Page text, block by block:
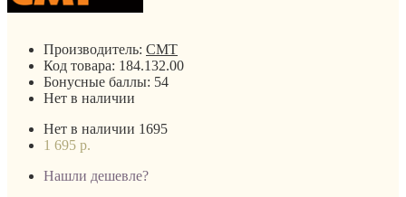
Производитель: CMT
Код товара: 184.132.00
Бонусные баллы: 54
Нет в наличии
Нет в наличии 1695
1 695 р.
Нашли дешевле?